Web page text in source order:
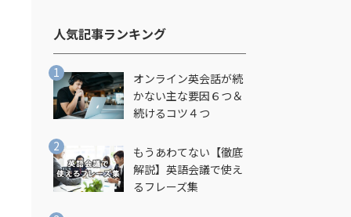
人気記事ランキング​
オンライン英会話が続
かない主な要因６つ＆
続けるコツ４つ
もうあわてない【徹底
解説】英語会議で使え
るフレーズ集